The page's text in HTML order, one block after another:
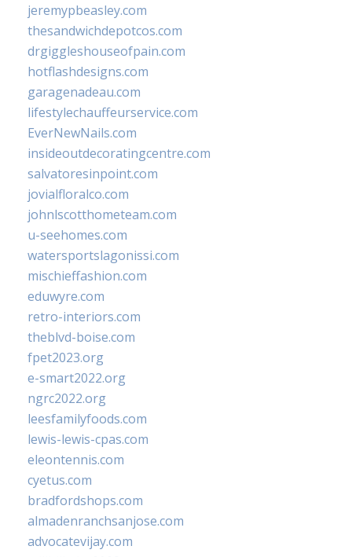
jeremypbeasley.com
thesandwichdepotcos.com
drgiggleshouseofpain.com
hotflashdesigns.com
garagenadeau.com
lifestylechauffeurservice.com
EverNewNails.com
insideoutdecoratingcentre.com
salvatoresinpoint.com
jovialfloralco.com
johnlscotthometeam.com
u-seehomes.com
watersportslagonissi.com
mischieffashion.com
eduwyre.com
retro-interiors.com
theblvd-boise.com
fpet2023.org
e-smart2022.org
ngrc2022.org
leesfamilyfoods.com
lewis-lewis-cpas.com
eleontennis.com
cyetus.com
bradfordshops.com
almadenranchsanjose.com
advocatevijay.com